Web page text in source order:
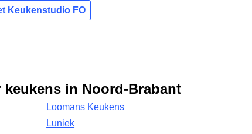
Keukenstudio FO
in Noord-Brabant
Loomans Keukens
Luniek